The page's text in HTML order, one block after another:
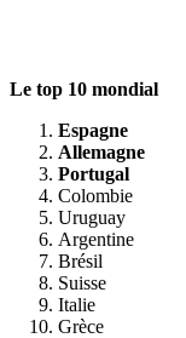
Le top 10 mondial
Espagne
Allemagne
Portugal
Colombie
Uruguay
Argentine
Brésil
Suisse
Italie
Grèce